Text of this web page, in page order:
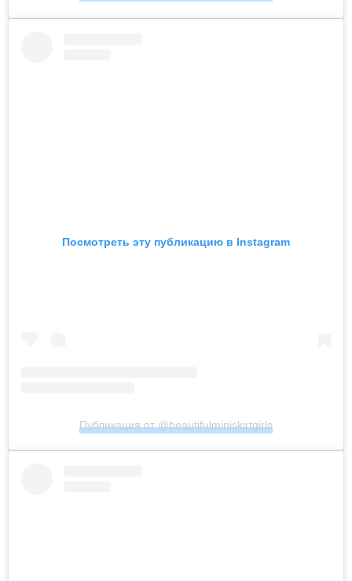
Посмотреть эту публикацию в Instagram
Публикация от @beautifulminiskirtgirls